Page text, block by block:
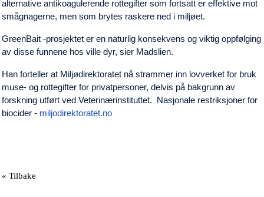
alternative antikoagulerende rottegifter som fortsatt er effektive mot
smågnagerne, men som brytes raskere ned i miljøet.
GreenBait -prosjektet er en naturlig konsekvens og viktig oppfølging
av disse funnene hos ville dyr, sier Madslien.
Han forteller at Miljødirektoratet nå strammer inn lovverket for bruk
muse- og rottegifter for privatpersoner, delvis på bakgrunn av
forskning utført ved Veterinærinstituttet. Nasjonale restriksjoner for
biocider - miljodirektoratet.no
« Tilbake